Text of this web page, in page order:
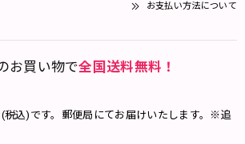
お支払い方法について
お買い物で全国送料無料！
税込)です。郵便局にてお届けいたします。※追